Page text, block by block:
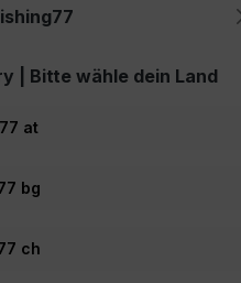
| Bitte wähle dein Land
at
bg
ch